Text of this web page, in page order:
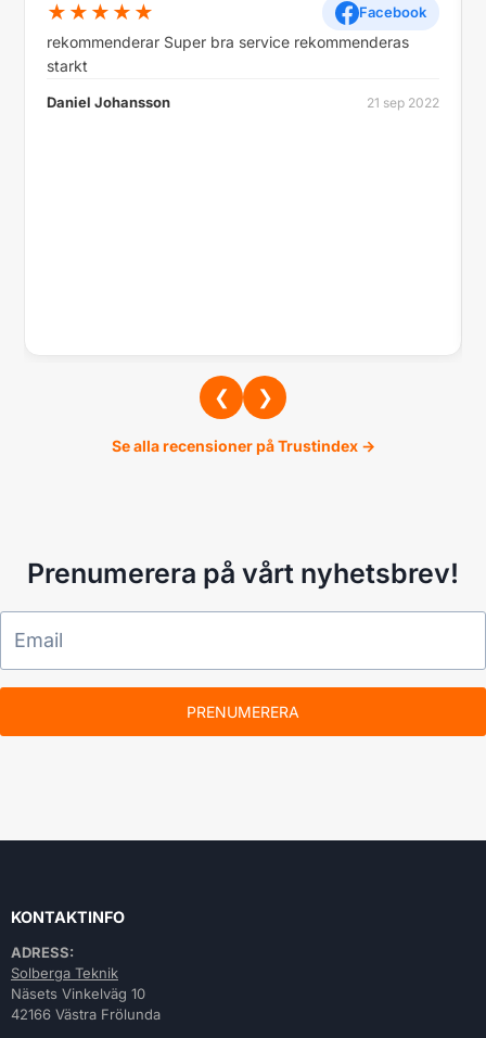
★★★★★ Facebook
rekommenderar Super bra service rekommenderas
starkt
Daniel Johansson 21 sep 2022
❮ ❯
Se alla recensioner på Trustindex →
Prenumerera på vårt nyhetsbrev!
PRENUMERERA
KONTAKTINFO
ADRESS:
Solberga Teknik
Näsets Vinkelväg 10
42166 Västra Frölunda